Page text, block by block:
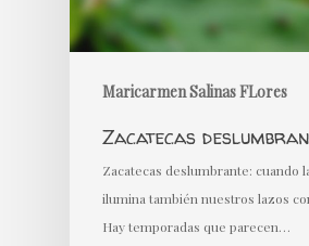
Maricarmen Salinas FLores
Zacatecas
Zacatecas deslumbrante: cuando
ilumina también nuestros lazos
Hay temporadas que parecen…